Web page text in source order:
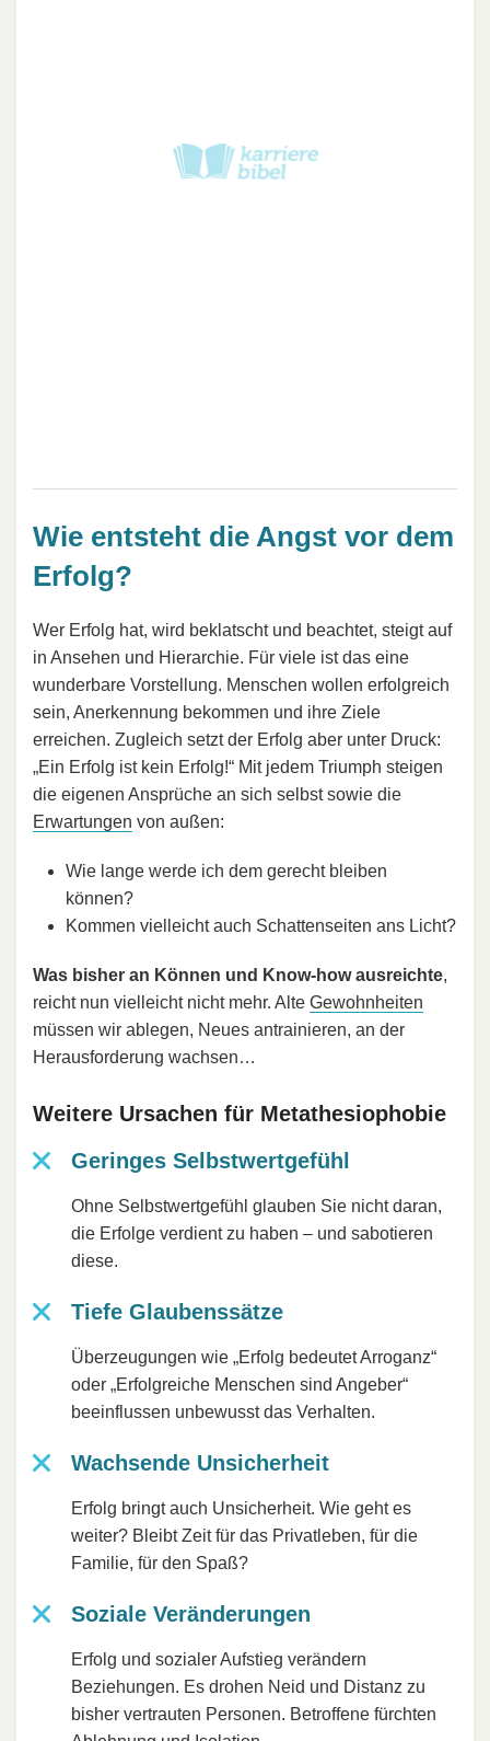
Wie entsteht die Angst vor dem
Erfolg?
Wer Erfolg hat, wird beklatscht und beachtet, steigt auf
in Ansehen und Hierarchie. Für viele ist das eine
wunderbare Vorstellung. Menschen wollen erfolgreich
sein, Anerkennung bekommen und ihre Ziele
erreichen. Zugleich setzt der Erfolg aber unter Druck:
„Ein Erfolg ist kein Erfolg!“ Mit jedem Triumph steigen
die eigenen Ansprüche an sich selbst sowie die
Erwartungen von außen:
Wie lange werde ich dem gerecht bleiben
können?
Kommen vielleicht auch Schattenseiten ans Licht?
Was bisher an Können und Know-how ausreichte,
reicht nun vielleicht nicht mehr. Alte Gewohnheiten
müssen wir ablegen, Neues antrainieren, an der
Herausforderung wachsen…
Weitere Ursachen für Metathesiophobie
Geringes Selbstwertgefühl
Ohne Selbstwertgefühl glauben Sie nicht daran,
die Erfolge verdient zu haben – und sabotieren
diese.
Tiefe Glaubenssätze
Überzeugungen wie „Erfolg bedeutet Arroganz“
oder „Erfolgreiche Menschen sind Angeber“
beeinflussen unbewusst das Verhalten.
Wachsende Unsicherheit
Erfolg bringt auch Unsicherheit. Wie geht es
weiter? Bleibt Zeit für das Privatleben, für die
Familie, für den Spaß?
Soziale Veränderungen
Erfolg und sozialer Aufstieg verändern
Beziehungen. Es drohen Neid und Distanz zu
bisher vertrauten Personen. Betroffene fürchten